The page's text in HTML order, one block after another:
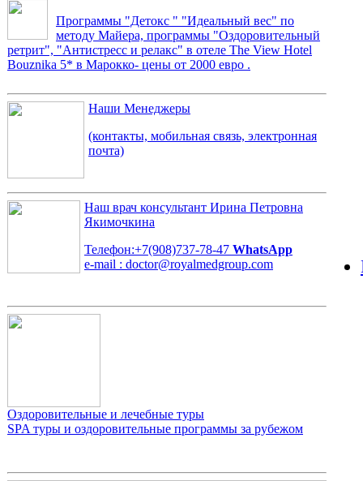
Программы "Детокс " "Идеальный вес" по
методу Майера, программы "Оздоровительный
ретрит", "Антистресс и релакс" в отеле The View Hotel
Bouznika 5* в Марокко- цены от 2000 евро .
Наши Менеджеры
(контакты, мобильная связь, электронная
почта)
Наш врач консультант Ирина Петровна
Якимочкина
Телефон:+7(908)737-78-47 WhatsApp
e-mail : doctor@royalmedgroup.com
Оздоровительные и лечебные туры
SPA туры и оздоровительные программы за рубежом